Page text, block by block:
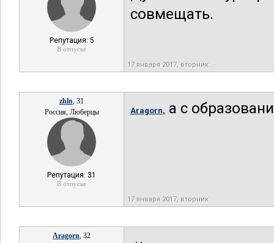
Репутация: 5
В отпуске
совмещать.
17 января 2017, вторник
zhln, 31
Россия, Люберцы
Репутация: 31
В отпуске
Aragorn, а с
17 января 2017, вторник
Aragorn, 32